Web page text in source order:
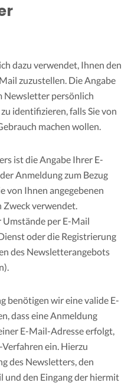
dazu verwendet, Ihnen den
zuzustellen. Die Angabe
Newsletter persönlich
identifizieren, falls Sie von
machen wollen.
ist die Angabe Ihrer E-
Anmeldung zum Bezug
von Ihnen angegebenen
Zweck verwendet.
per E-Mail
oder die Registrierung
des Newsletterangebots
benötigen wir eine valide E-
dass eine Anmeldung
E-Mail-Adresse erfolgt,
ein. Hierzu
des Newsletters, den
und den Eingang der hiermit